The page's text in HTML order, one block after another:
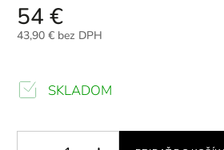
54 €
43,90 € bez DPH
SKLADOM